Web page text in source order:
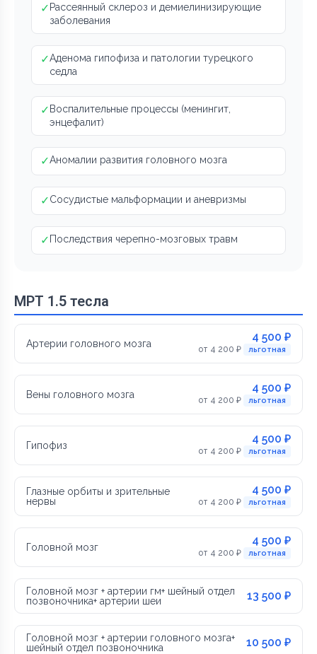
✓ Рассеянный склероз и демиелинизирующие
заболевания
✓Аденома гипофиза и патологии турецкого
седла
✓ Воспалительные процессы (менингит,
энцефалит)
✓Аномалии развития головного мозга
✓Сосудистые мальформации и аневризмы
✓ Последствия черепно-мозговых травм
МРТ 1.5 тесла
Артерии головного мозга 4 500 ₽
от 4 200 ₽ льготная
Вены головного мозга 4 500 ₽
от 4 200 ₽ льготная
Гипофиз 4 500 ₽
от 4 200 ₽ льготная
Глазные орбиты и зрительные
нервы
4 500 ₽
от 4 200 ₽ льготная
Головной мозг 4 500 ₽
от 4 200 ₽ льготная
Головной мозг + артерии гм+ шейный отдел
позвоночника+ артерии шеи
13 500 ₽
Головной мозг + артерии головного мозга+
шейный отдел позвоночника
10 500 ₽